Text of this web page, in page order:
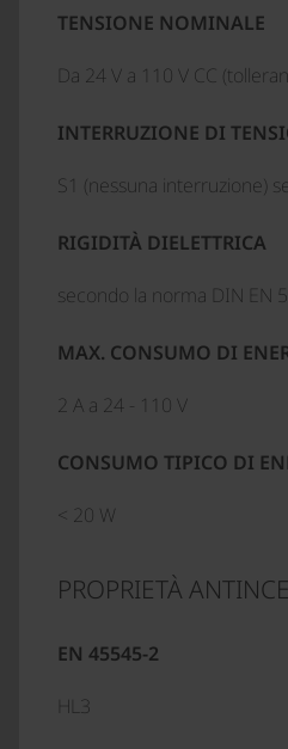
TENSIONE NOMINALE
Da 24 V a 110 V CC
INTERRUZIONE DI
S1 (nessuna interruzione)
RIGIDITÀ DIELETTRICA
secondo la norma DIN EN
MAX. CONSUMO DI
2 A a 24 - 110 V
CONSUMO TIPICO DI
< 20 W
PROPRIETÀ
EN 45545-2
HL3